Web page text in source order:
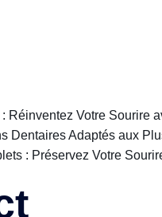
Réinventez Votre Sourire
Dentaires Adaptés aux
: Préservez Votre